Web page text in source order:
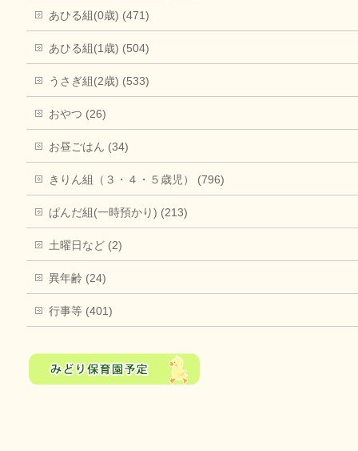
あひる組(0歳) (471)
あひる組(1歳) (504)
うさぎ組(2歳) (533)
おやつ (26)
お昼ごはん (34)
きりん組（３・４・５歳児） (796)
ぱんだ組(一時預かり) (213)
土曜日など (2)
異年齢 (24)
行事等 (401)